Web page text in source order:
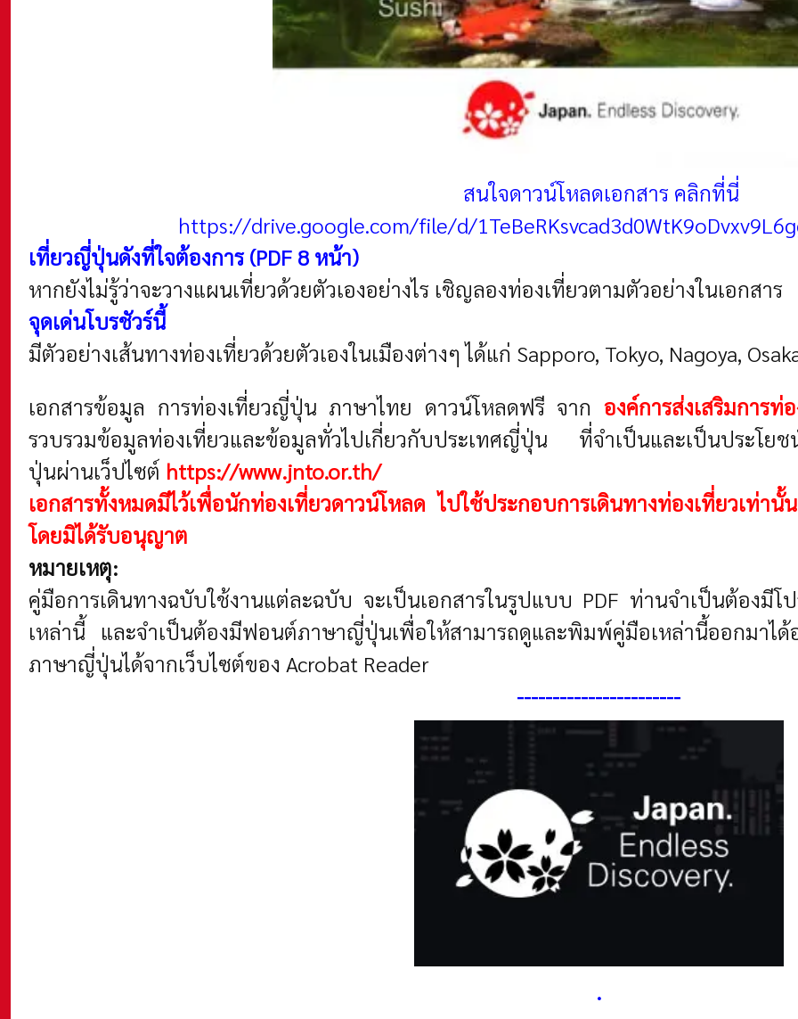
สนใจดาวน์โหลดเอกสาร คลิกที่นี่
https://drive.google.com/file/d/
เที่ยวญี่ปุ่นดังที่ใจต้องการ (PDF 8 หน้า)
หากยังไม่รู้ว่าจะวางแผนเที่ยวด้วยตัวเองอย่างไร เชิญลองท่องเที่ยวตามตัวอย่างในเอกสาร
จุดเด่นโบรชัวร์นี้
มีตัวอย่างเส้นทางท่องเที่ยวด้วยตัวเองในเมืองต่างๆ ได้แก่ Sapporo, Tokyo, Nagoya,
เอกสารข้อมูล การท่องเที่ยวญี่ปุ่น ภาษาไทย ดาวน์โหลดฟรี จาก องค์การส่งเสริมการ
รวบรวมข้อมูลท่องเที่ยวและข้อมูลทั่วไปเกี่ยวกับประเทศญี่ปุ่น ที่จำเป็นและเป็นประโยช
ปุ่นผ่านเว็ปไซต์ https://www.jnto.or.th/
เอกสารทั้งหมดมีไว้เพื่อนักท่องเที่ยวดาวน์โหลด ไปใช้ประกอบการเดินทางท่องเที่ยวเ
โดยมิได้รับอนุญาต
หมายเหตุ:
คู่มือการเดินทางฉบับใช้งานแต่ละฉบับ จะเป็นเอกสารในรูปแบบ PDF ท่านจำเป็นต้องมี
เหล่านี้ และจำเป็นต้องมีฟอนต์ภาษาญี่ปุ่นเพื่อให้สามารถดูและพิมพ์คู่มือเหล่านี้ออกมาไ
ภาษาญี่ปุ่นได้จากเว็บไซต์ของ Acrobat Reader
-----------------------
.